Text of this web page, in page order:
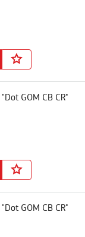
GOM CB CR"
GOM CB CR"